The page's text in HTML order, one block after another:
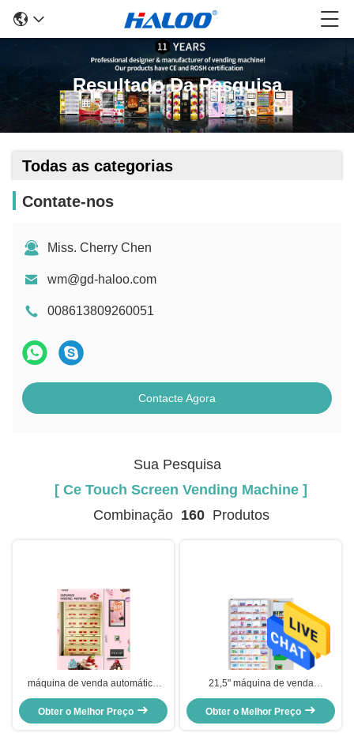
Resultado Da Pesquisa
Todas as categorias
Contate-nos
Miss. Cherry Chen
wm@gd-haloo.com
008613809260051
Contacte Agora
Sua Pesquisa
[ Ce Touch Screen Vending Machine ]
Combinação 160Produtos
máquina de venda automática
automática do tela táctil da
máquina de venda automática do
bolo do serviço do auto 24h para
Obter o Melhor Preço
21,5" máquina de venda
automática do guardanapo
sanitário do cacifo da máquina de
venda automática do tela táctil
Obter o Melhor Preço